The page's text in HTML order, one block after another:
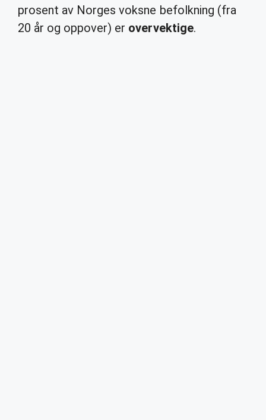
prosent av Norges voksne befolkning (fra
20 år og oppover) er overvektige.